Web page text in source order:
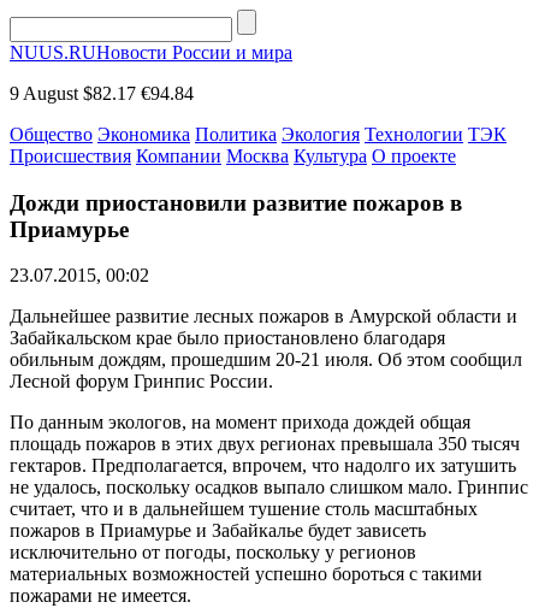
NUUS.RUНовости России и мира
9 August $82.17 €94.84
Общество Экономика Политика Экология Технологии ТЭК
Происшествия Компании Москва Культура О проекте
Дожди приостановили развитие пожаров в
Приамурье
23.07.2015, 00:02
Дальнейшее развитие лесных пожаров в Амурской области и
Забайкальском крае было приостановлено благодаря
обильным дождям, прошедшим 20-21 июля. Об этом сообщил
Лесной форум Гринпис России.
По данным экологов, на момент прихода дождей общая
площадь пожаров в этих двух регионах превышала 350 тысяч
гектаров. Предполагается, впрочем, что надолго их затушить
не удалось, поскольку осадков выпало слишком мало. Гринпис
считает, что и в дальнейшем тушение столь масштабных
пожаров в Приамурье и Забайкалье будет зависеть
исключительно от погоды, поскольку у регионов
материальных возможностей успешно бороться с такими
пожарами не имеется.